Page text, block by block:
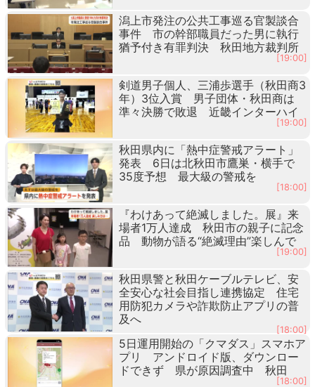
潟上市発注の公共工事巡る官製談合
事件 市の幹部職員だった男に執行
猶予付き有罪判決 秋田地方裁判所
[19:00]
剣道男子個人、三浦歩選手（秋田商3
年）3位入賞 男子団体・秋田商は
準々決勝で敗退 近畿インターハイ
[19:00]
秋田県内に「熱中症警戒アラート」
発表 6日は北秋田市鷹巣・横手で
35度予想 最大級の警戒を
[18:00]
『わけあって絶滅しました。展』来
場者1万人達成 秋田市の親子に記念
品 動物が語る“絶滅理由”楽しんで
[19:00]
秋田県警と秋田ケーブルテレビ、安
全安心な社会目指し連携協定 住宅
用防犯カメラや詐欺防止アプリの普
及へ
[18:00]
5日運用開始の「クマダス」スマホア
プリ アンドロイド版、ダウンロー
ドできず 県が原因調査中 秋田
[18:00]